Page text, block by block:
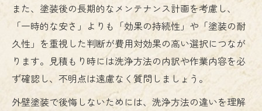
また、塗装後の長期的なメンテナンス計画を考慮し、
「一時的な安さ」よりも「効果の持続性」や「塗装の耐
久性」を重視した判断が費用対効果の高い選択につなが
ります。見積もり時には洗浄方法の内訳や作業内容を必
ず確認し、不明点は遠慮なく質問しましょう。
外壁塗装で後悔しないためには、洗浄方法の違いを理解